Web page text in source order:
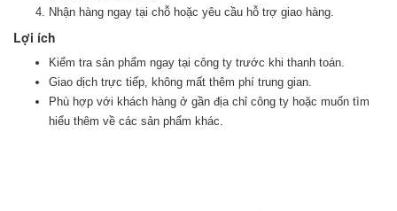
Nhận hàng ngay tại chỗ hoặc yêu cầu hỗ trợ giao hàng.
Lợi ích
Kiểm tra sản phẩm ngay tại công ty trước khi thanh toán.
Giao dịch trực tiếp, không mất thêm phí trung gian.
Phù hợp với khách hàng ở gần địa chỉ công ty hoặc muốn tìm
hiểu thêm về các sản phẩm khác.